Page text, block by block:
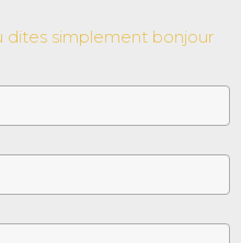
dites simplement bonjour